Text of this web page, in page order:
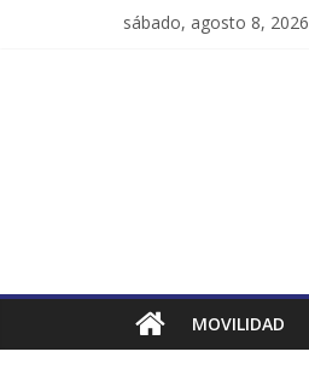
sábado, agosto 8, 2026
MOVILIDAD